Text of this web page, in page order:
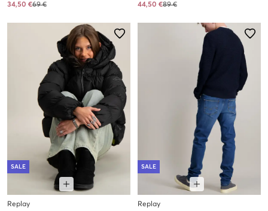
34,50 €69 €
44,50 €89 €
SALE
Replay
SALE
Replay